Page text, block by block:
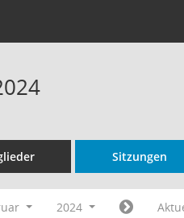
Sitzungen
2024